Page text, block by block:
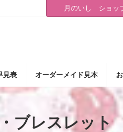
月のいし ショッ
見表 オーダーメイド見本
ブレスレット